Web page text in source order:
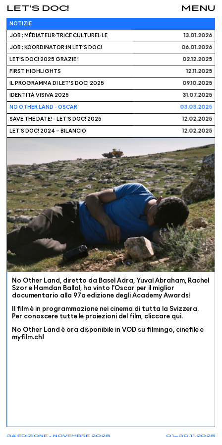
01—30.11.2025
3A EDIZIONE - NOVEMBRE 2025
MENU
LET'S DOC!
NOTIZIE
JOB : MÉDIATEUR·TRICE CULTUREL·LE 13.01.2026
JOB : KOORDINATOR:IN LET’S DOC! 06.01.2026
LET'S DOC! 2025 GRAZIE ! 02.12.2025
FIRST HIGHLIGHTS 12.11.2025
IL PROGRAMMA DI LET'S DOC! 2025 09.10.2025
IDENTITÀ VISIVA 2025 31.07.2025
NO OTHER LAND - OSCAR 03.03.2025
SAVE THE DATE! - LET'S DOC! 2025 12.02.2025
LET'S DOC! 2024 – BILANCIO 12.02.2025
No Other Land, diretto da Basel Adra, Yuval Abraham, Rachel
Szor e Hamdan Ballal, ha vinto l'Oscar per il miglior
documentario alla 97a edizione degli Academy Awards!
Il film è in programmazione nei cinema di tutta la Svizzera.
Per conoscere tutte le proiezioni del film, cliccare qui.
No Other Land è ora disponibile in VOD su filmingo, cinefile e
myfilm.ch!